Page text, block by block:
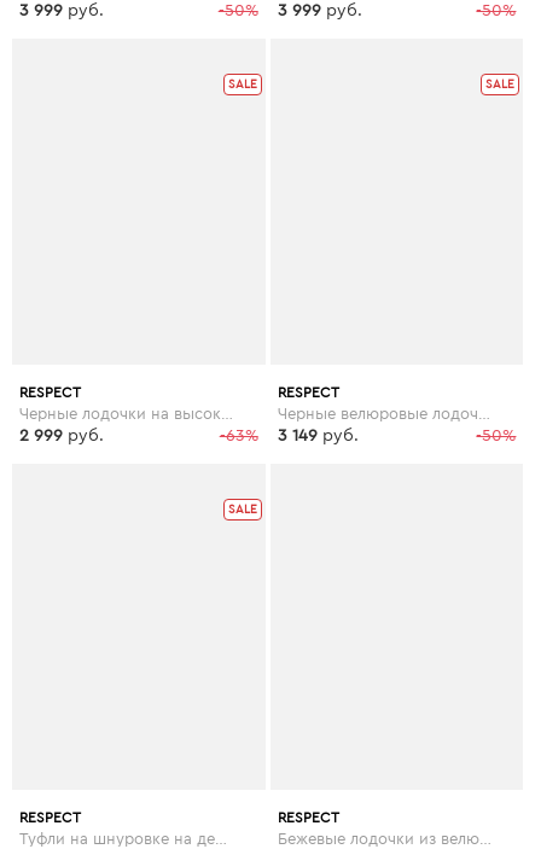
-50%
3 999 руб. -50%
3 999 руб.
SALE
RESPECT
-63%
2 999 руб.
SALE
RESPECT
-50%
3 149 руб.
SALE
RESPECT RESPECT
Бежевые лодочки из велюра на высокой шпильке